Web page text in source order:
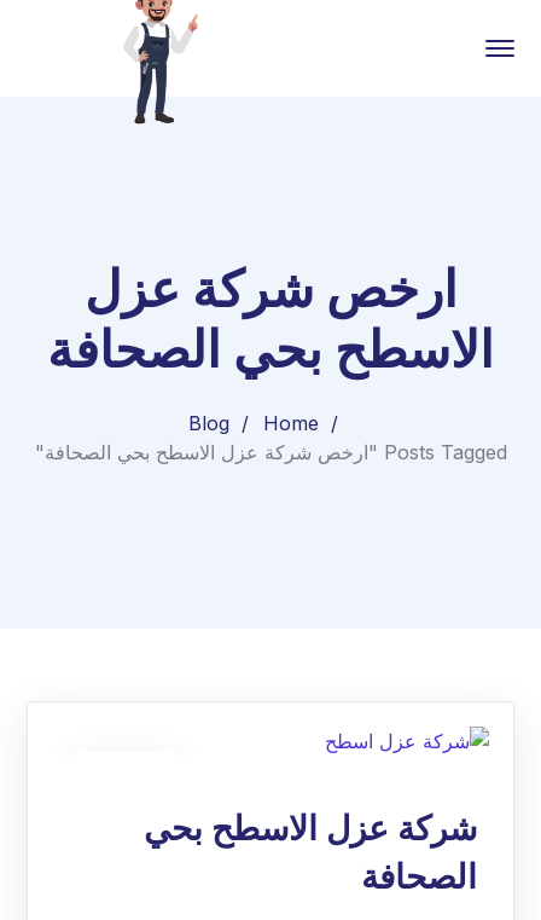
ارخص شركة عزل
الاسطح بحي الصحافة
Home
Blog
Posts Tagged "ارخص شركة عزل الاسطح بحي الصحافة"
شركة عزل الاسطح بحي
الصحافة